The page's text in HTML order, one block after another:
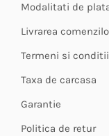
Modalitati de
Livrarea
Termeni si conditii
Taxa de carcasa
Garantie
Politica de retur